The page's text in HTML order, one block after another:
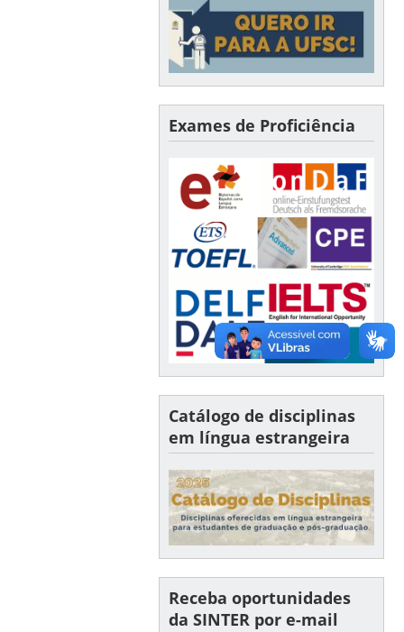
Exames de Proficiência
Catálogo de disciplinas
em língua estrangeira
Receba oportunidades
da SINTER por e-mail